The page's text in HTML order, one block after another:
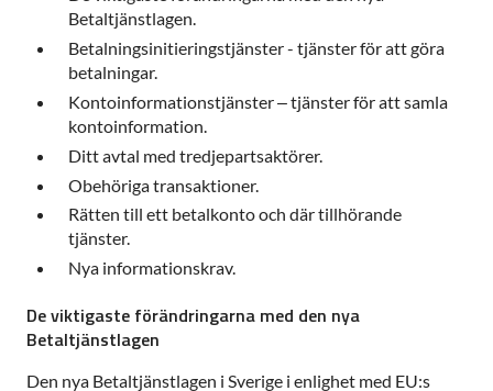
Betaltjänstlagen.
Betalningsinitieringstjänster - tjänster för att göra
betalningar.
Kontoinformationstjänster – tjänster för att samla
kontoinformation.
Ditt avtal med tredjepartsaktörer.
Obehöriga transaktioner.
Rätten till ett betalkonto och där tillhörande
tjänster.
Nya informationskrav.
De viktigaste förändringarna med den nya
Betaltjänstlagen
Den nya Betaltjänstlagen i Sverige i enlighet med EU:s